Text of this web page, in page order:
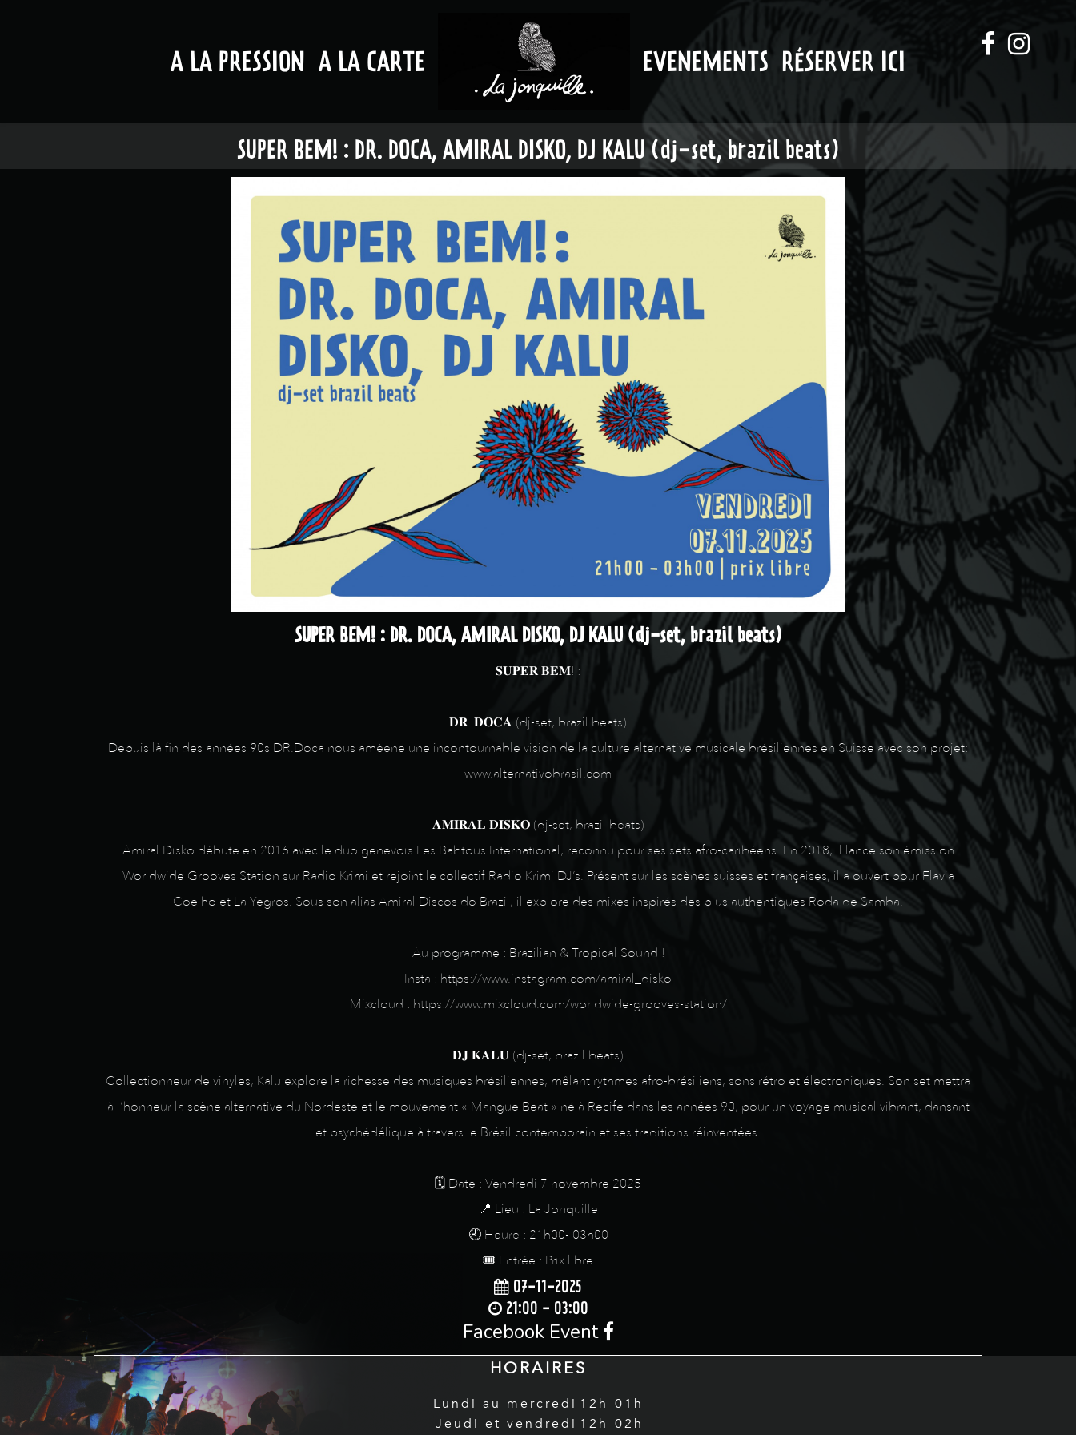
A LA PRESSION A LA CARTE EVENEMENTS RÉSERVER ICI
SUPER BEM! : DR. DOCA, AMIRAL DISKO, DJ KALU (dj-set, brazil beats)
SUPER BEM! : DR. DOCA, AMIRAL DISKO, DJ KALU (dj-set, brazil beats)
𝐒𝐔𝐏𝐄𝐑 𝐁𝐄𝐌! :
𝐃𝐑. 𝐃𝐎𝐂𝐀 (dj-set, brazil beats)
Depuis là fin des années 90s DR.Doca nous amèene une incontournable vision de la culture alternative musicale brésiliennes en Suisse avec son projet:
www.alternativobrasil.com
𝐀𝐌𝐈𝐑𝐀𝐋 𝐃𝐈𝐒𝐊𝐎 (dj-set, brazil beats)
Amiral Disko débute en 2016 avec le duo genevois Les Babtous International, reconnu pour ses sets afro-caribéens. En 2018, il lance son émission
Worldwide Grooves Station sur Radio Krimi et rejoint le collectif Radio Krimi DJ’s. Présent sur les scènes suisses et françaises, il a ouvert pour Flavia
Coelho et La Yegros. Sous son alias Amiral Discos do Brazil, il explore des mixes inspirés des plus authentiques Roda de Samba.
Au programme : Brazilian & Tropical Sound !
Insta : https://www.instagram.com/amiral_disko
Mixcloud : https://www.mixcloud.com/worldwide-grooves-station/
𝐃𝐉 𝐊𝐀𝐋𝐔 (dj-set, brazil beats)
Collectionneur de vinyles, Kalu explore la richesse des musiques brésiliennes, mêlant rythmes afro-brésiliens, sons rétro et électroniques. Son set mettra
à l’honneur la scène alternative du Nordeste et le mouvement « Mangue Beat » né à Recife dans les années 90, pour un voyage musical vibrant, dansant
et psychédélique à travers le Brésil contemporain et ses traditions réinventées.
🗓️ Date : Vendredi 7 novembre 2025
📍 Lieu : La Jonquille
🕘 Heure : 21h00- 03h00
🎟️ Entrée : Prix libre
07-11-2025
21:00 - 03:00
Facebook Event
HORAIRES
Lundi au mercredi
Jeudi et vendredi
12h-01h
12h-02h